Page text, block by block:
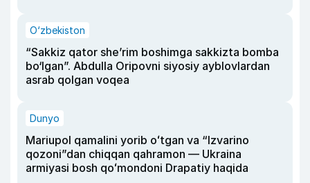
O‘zbekiston
“Sakkiz qator she’rim boshimga sakkizta bomba
bo‘lgan”. Abdulla Oripovni siyosiy ayblovlardan
asrab qolgan voqea
Dunyo
Mariupol qamalini yorib oʻtgan va “Izvarino
qozoni”dan chiqqan qahramon — Ukraina
armiyasi bosh qoʻmondoni Drapatiy haqida